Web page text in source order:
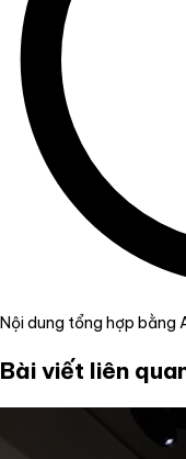
Nội dung tổng hợp bằng
Bài viết liên